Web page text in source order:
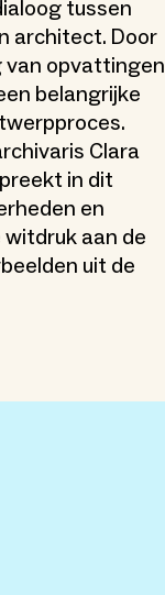
tussen
architect. Door
van opvattingen
belangrijke
Clara
in dit
en
aan de
uit de